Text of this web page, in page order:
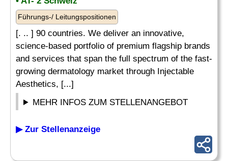
Führungs-/ Leitungspositionen
[. .. ] 90 countries. We deliver an innovative,
science-based portfolio of premium flagship brands
and services that span the full spectrum of the fast-
growing dermatology market through Injectable
Aesthetics, [...]
MEHR INFOS ZUM STELLENANGEBOT
▶ Zur Stellenanzeige